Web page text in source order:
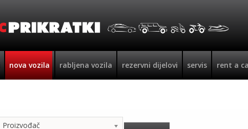
nova vozila rabljena vozila rezervni dijelovi servis rent a
Proizvođač